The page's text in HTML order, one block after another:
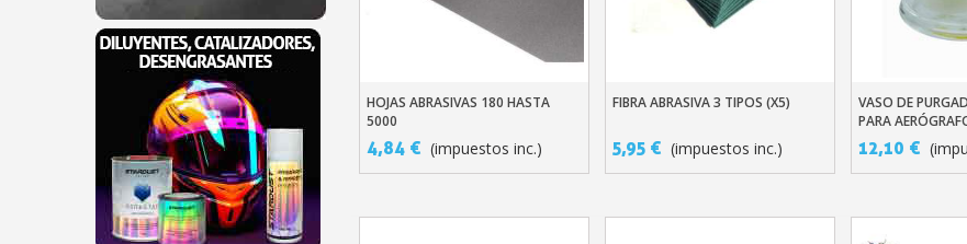
Gana puntos de
5 € de
Cupón de 10 €
Suscríbete al
Añadir Al Carrito
HOJAS ABRASIVAS 180 HASTA
5000
4,84 € (impuestos inc.)
Añadir Al Carrito
FIBRA ABRASIVA 3 TIPOS (X5)
5,95 € (impuestos inc.)
Añadir Al
VASO DE
PARA
12,10 €